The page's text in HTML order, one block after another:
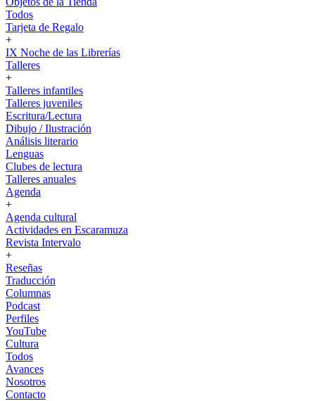
Todos
Tarjeta de Regalo
+
IX Noche de las Librerías
Talleres
+
Talleres infantiles
Talleres juveniles
Escritura/Lectura
Dibujo / Ilustración
Análisis literario
Lenguas
Clubes de lectura
Talleres anuales
Agenda
+
Agenda cultural
Actividades en Escaramuza
Revista Intervalo
+
Reseñas
Traducción
Columnas
Podcast
Perfiles
YouTube
Cultura
Todos
Avances
Nosotros
Contacto